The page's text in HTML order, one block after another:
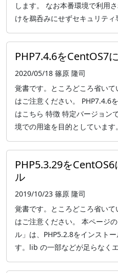
します。 なお本番環境で利用
けを鵜呑みにせずセキュリテ
PHP7.4.6をCentOS7
2020/05/18 篠原 隆司
覚書です。ところどころ省い
はご注意ください。 PHP7.4.6
はこちら 特徴 特定バージョン
境での用途を目的としていま
PHP5.3.29を
ル
2019/10/23 篠原 隆司
覚書です。ところどころ省い
はご注意ください。 本ページ
ル」は、PHP5.2.8をインスト
す。lib の一部などが足らなく